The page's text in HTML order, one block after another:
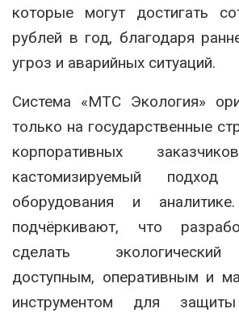
которые могут достигать
рублей в год, благодаря
угроз и аварийных ситуаций.
Система «МТС Экология»
только на государственные
корпоративных
кастомизируемый
оборудования и
подчёркивают, что
сделать
доступным, оперативным и
инструментом для